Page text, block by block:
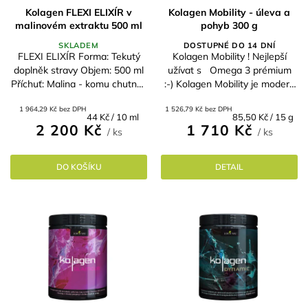
ů
u
ů
Kolagen FLEXI ELIXÍR v
malinovém extraktu 500 ml
SKLADEM
1 964,29 Kč bez DPH
2 200 Kč / ks
Měrná
cena:
44 Kč / 10 ml
DO KOŠÍKU
FLEXI ELIXÍR Forma: Tekutý
doplněk stravy Objem: 500 ml
Příchuť: Malina - komu chutnají
silná chuť a síla z 1kg malin.
Hlavní účinky:...
Kolagen Mobility - úleva a
pohyb 300 g
DOSTUPNÉ DO 14 DNÍ
1 526,79 Kč bez DPH
1 710 Kč / ks
Měrná
cena:
85,50 Kč / 15 g
DETAIL
Kolagen Mobility ! Nejlepší
užívat s Omega 3 prémium
:-) Kolagen Mobility je moderní
komplexní péči zaměřenou na
podporu...